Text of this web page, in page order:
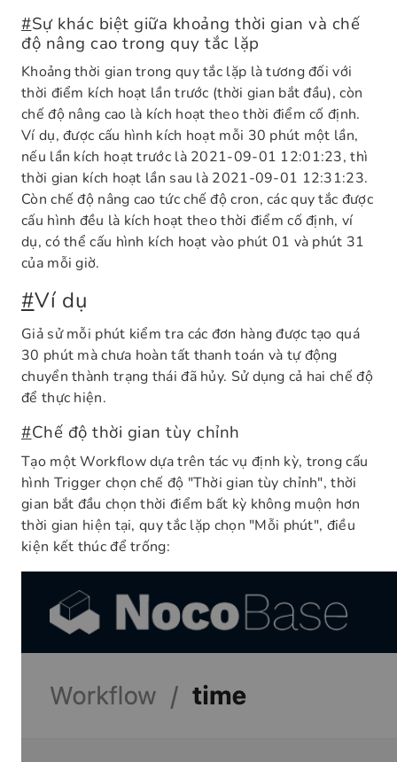
#Sự khác biệt giữa khoảng thời gian và chế
độ nâng cao trong quy tắc lặp
Khoảng thời gian trong quy tắc lặp là tương đối với
thời điểm kích hoạt lần trước (thời gian bắt đầu), còn
chế độ nâng cao là kích hoạt theo thời điểm cố định.
Ví dụ, được cấu hình kích hoạt mỗi 30 phút một lần,
nếu lần kích hoạt trước là 2021-09-01 12:01:23, thì
thời gian kích hoạt lần sau là 2021-09-01 12:31:23.
Còn chế độ nâng cao tức chế độ cron, các quy tắc được
cấu hình đều là kích hoạt theo thời điểm cố định, ví
dụ, có thể cấu hình kích hoạt vào phút 01 và phút 31
của mỗi giờ.
#Ví dụ
Giả sử mỗi phút kiểm tra các đơn hàng được tạo quá
30 phút mà chưa hoàn tất thanh toán và tự động
chuyển thành trạng thái đã hủy. Sử dụng cả hai chế độ
để thực hiện.
#Chế độ thời gian tùy chỉnh
Tạo một Workflow dựa trên tác vụ định kỳ, trong cấu
hình Trigger chọn chế độ "Thời gian tùy chỉnh", thời
gian bắt đầu chọn thời điểm bất kỳ không muộn hơn
thời gian hiện tại, quy tắc lặp chọn "Mỗi phút", điều
kiện kết thúc để trống: